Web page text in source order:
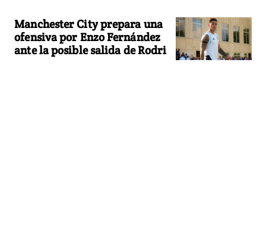
Manchester City prepara una
ofensiva por Enzo Fernández
ante la posible salida de Rodri